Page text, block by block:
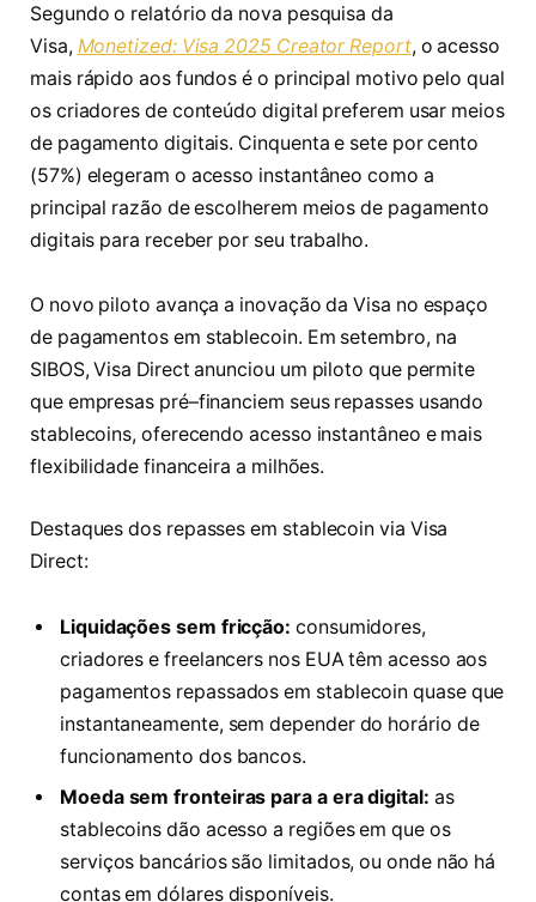
Segundo o relatório da nova pesquisa da
Visa, Monetized: Visa 2025 Creator Report, o acesso
mais rápido aos fundos é o principal motivo pelo qual
os criadores de conteúdo digital preferem usar meios
de pagamento digitais. Cinquenta e sete por cento
(57%) elegeram o acesso instantâneo como a
principal razão de escolherem meios de pagamento
digitais para receber por seu trabalho.
O novo piloto avança a inovação da Visa no espaço
de pagamentos em stablecoin. Em setembro, na
SIBOS, Visa Direct anunciou um piloto que permite
que empresas pré–financiem seus repasses usando
stablecoins, oferecendo acesso instantâneo e mais
flexibilidade financeira a milhões.
Destaques dos repasses em stablecoin via Visa
Direct:
Liquidações sem fricção:consumidores,
criadores e freelancers nos EUA têm acesso aos
pagamentos repassados em stablecoin quase que
instantaneamente, sem depender do horário de
funcionamento dos bancos.
Moeda sem fronteiras para a era digital: as
stablecoins dão acesso a regiões em que os
serviços bancários são limitados, ou onde não há
contas em dólares disponíveis.